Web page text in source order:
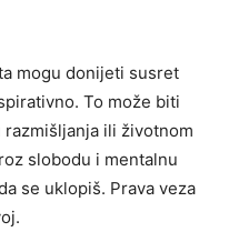
mogu donijeti susret
To može biti
ili životnom
slobodu i mentalnu
se uklopiš. Prava veza